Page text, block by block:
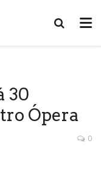
30
Ópera
0